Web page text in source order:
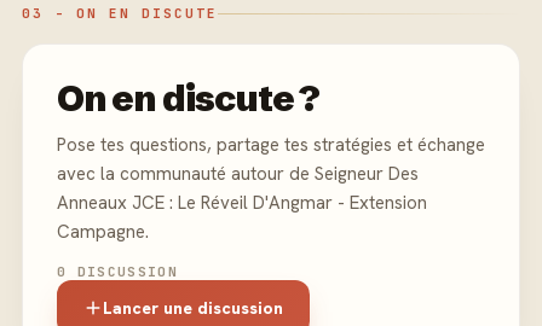
03 - ON EN DISCUTE
On en discute ?
Pose tes questions, partage tes stratégies et échange
avec la communauté autour de Seigneur Des
Anneaux JCE : Le Réveil D'Angmar - Extension
Campagne.
0 DISCUSSION
Lancer une discussion